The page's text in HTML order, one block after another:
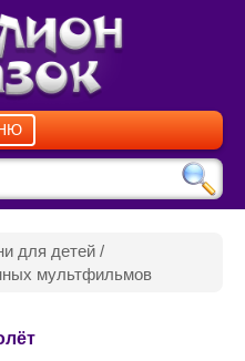
для детей/
мультфильмов